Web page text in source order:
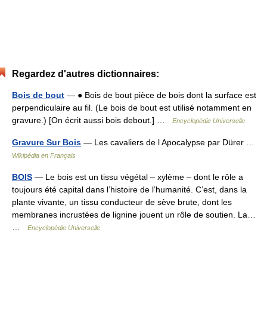
Regardez d'autres dictionnaires:
Bois de bout — ● Bois de bout pièce de bois dont la surface est
perpendiculaire au fil. (Le bois de bout est utilisé notamment en
gravure.) [On écrit aussi bois debout.] …
Encyclopédie Universelle
Gravure Sur Bois — Les cavaliers de l Apocalypse par Dürer …
Wikipédia en Français
BOIS — Le bois est un tissu végétal – xylème – dont le rôle a
toujours été capital dans l’histoire de l’humanité. C’est, dans la
plante vivante, un tissu conducteur de sève brute, dont les
membranes incrustées de lignine jouent un rôle de soutien. La…
Encyclopédie Universelle